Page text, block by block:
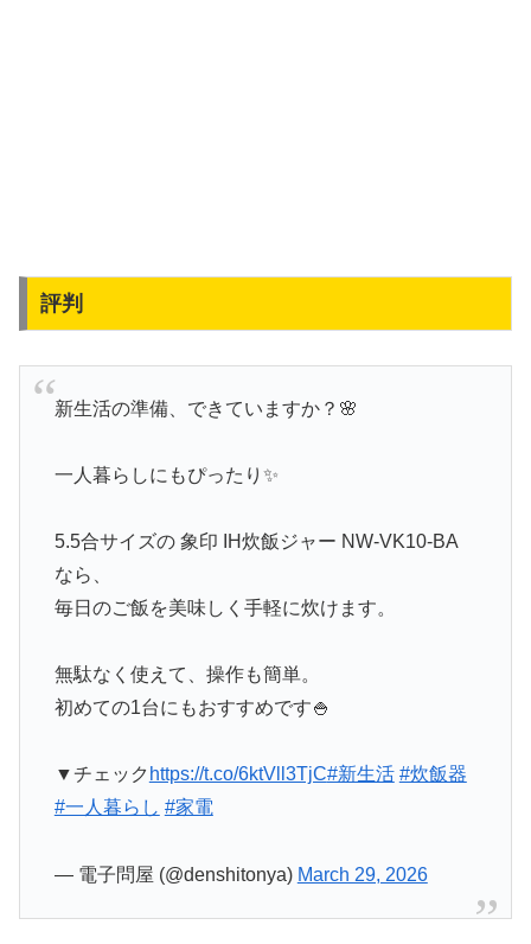
評判
新生活の準備、できていますか？🌸
一人暮らしにもぴったり✨
5.5合サイズの 象印 IH炊飯ジャー NW‑VK10‑BA
なら、
毎日のご飯を美味しく手軽に炊けます。
無駄なく使えて、操作も簡単。
初めての1台にもおすすめです🍚
▼チェック https://t.co/6ktVll3TjC#新生活 #炊飯器
#一人暮らし #家電
— 電子問屋 (@denshitonya) March 29, 2026